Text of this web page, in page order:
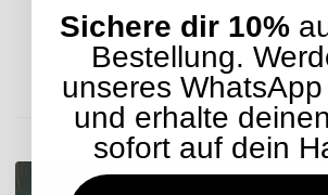
Lieferzeit: ca. 2-4 Werktage
ENTDECKEN SIE UNSER
Sichere dir 10%
Bestellung.
unseres
und erhalte
sofort auf dein